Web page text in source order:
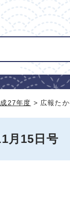
27年度 > 広報た
月15日号